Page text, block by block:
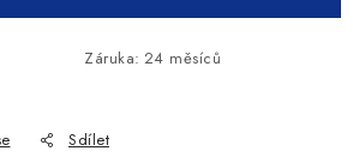
Záruka: 24 měsíců
Sdílet